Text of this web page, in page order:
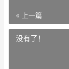
« 上一篇
没有了！